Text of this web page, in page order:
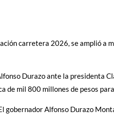
carretera 2026, se amplió a
Durazo ante la presidenta
de mil 800 millones de pesos
gobernador Alfonso Durazo